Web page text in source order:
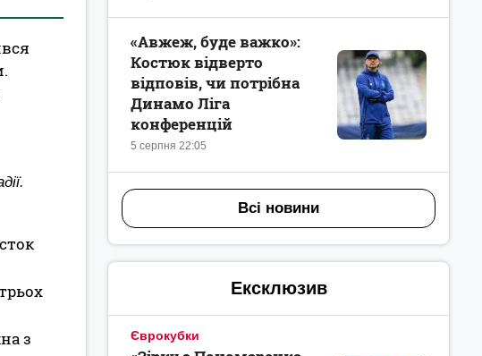
з
5 серпня 22:05
«Авжеж, буде важко»:
Костюк відверто
відповів, чи потрібна
Динамо Ліга
конференцій
Всі новини
Ексклюзив
Єврокубки